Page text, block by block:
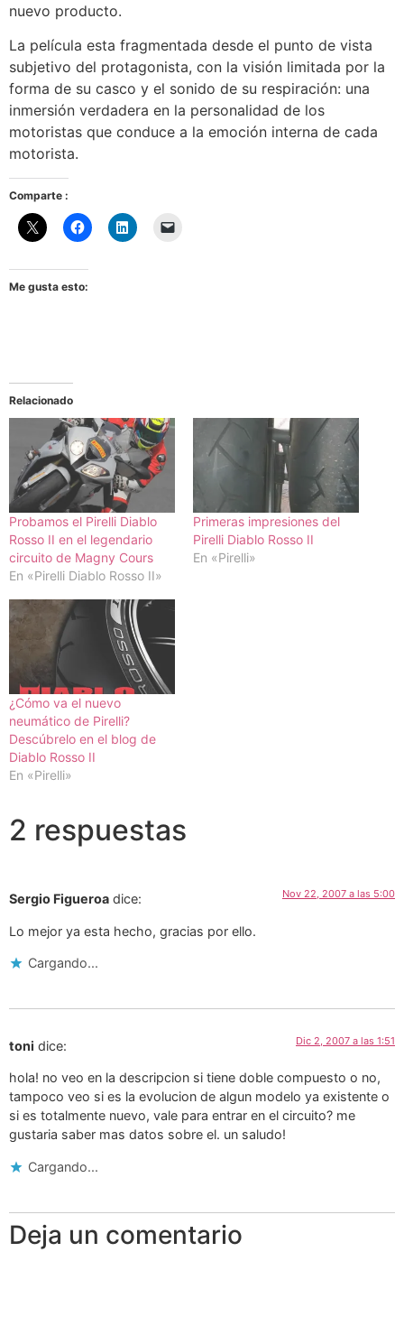
nuevo producto.
La película esta fragmentada desde el punto de vista
subjetivo del protagonista, con la visión limitada por la
forma de su casco y el sonido de su respiración: una
inmersión verdadera en la personalidad de los
motoristas que conduce a la emoción interna de cada
motorista.
Comparte :
Me gusta esto:
Relacionado
Probamos el Pirelli Diablo
Rosso II en el legendario
circuito de Magny Cours
En «Pirelli Diablo Rosso II»
Primeras impresiones del
Pirelli Diablo Rosso II
En «Pirelli»
¿Cómo va el nuevo
neumático de Pirelli?
Descúbrelo en el blog de
Diablo Rosso II
En «Pirelli»
2 respuestas
Sergio Figueroa dice: Nov 22, 2007 a las 5:00
Lo mejor ya esta hecho, gracias por ello.
Cargando...
toni dice: Dic 2, 2007 a las 1:51
hola! no veo en la descripcion si tiene doble compuesto o no,
tampoco veo si es la evolucion de algun modelo ya existente o
si es totalmente nuevo, vale para entrar en el circuito? me
gustaria saber mas datos sobre el. un saludo!
Cargando...
Deja un comentario